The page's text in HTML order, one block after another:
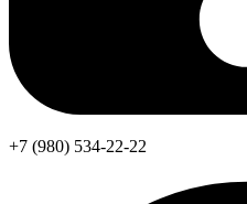
+7 (980) 534-22-22